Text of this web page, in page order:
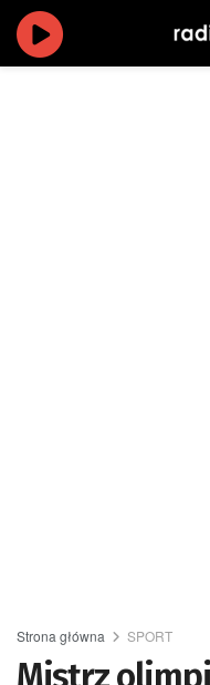
Strona główna SPORT
Mistrz